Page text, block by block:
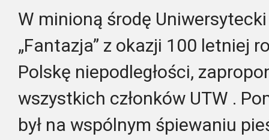
W minioną środę
„Fantazja” z okazji 100 letniej
Polskę niepodległości,
wszystkich członków UTW .
był na wspólnym śpiewaniu